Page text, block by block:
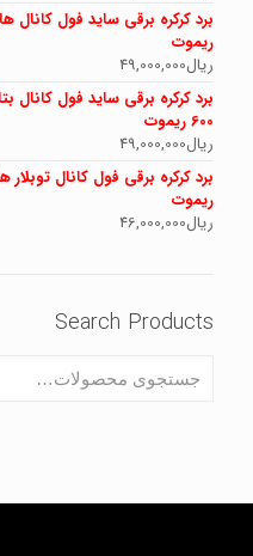
ریموت
ریال49,000,000
برد کرکره برقی ساید فول کانال
600 ریموت
ریال49,000,000
ریموت
ریال46,000,000
Search Products